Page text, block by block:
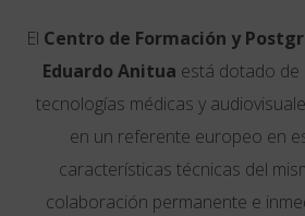
El Centro de Formación y
Eduardo Anitua está dotado de
tecnologías médicas y
en un referente europeo en
características técnicas del
colaboración permanente e